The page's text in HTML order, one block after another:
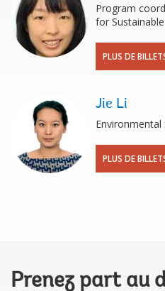
Program
for
PLUS DE
Jie Li
Environmental
PLUS DE
Prenez part au